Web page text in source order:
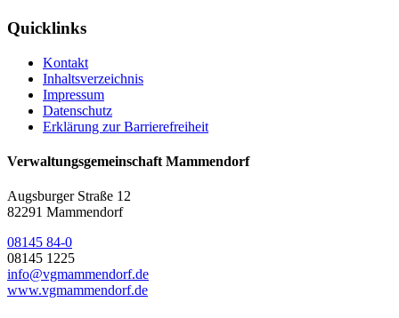
Quicklinks
Kontakt
Inhaltsverzeichnis
Impressum
Datenschutz
Erklärung zur Barrierefreiheit
Verwaltungsgemeinschaft Mammendorf
Augsburger Straße 12
82291 Mammendorf
08145 84-0
08145 1225
info@vgmammendorf.de
www.vgmammendorf.de